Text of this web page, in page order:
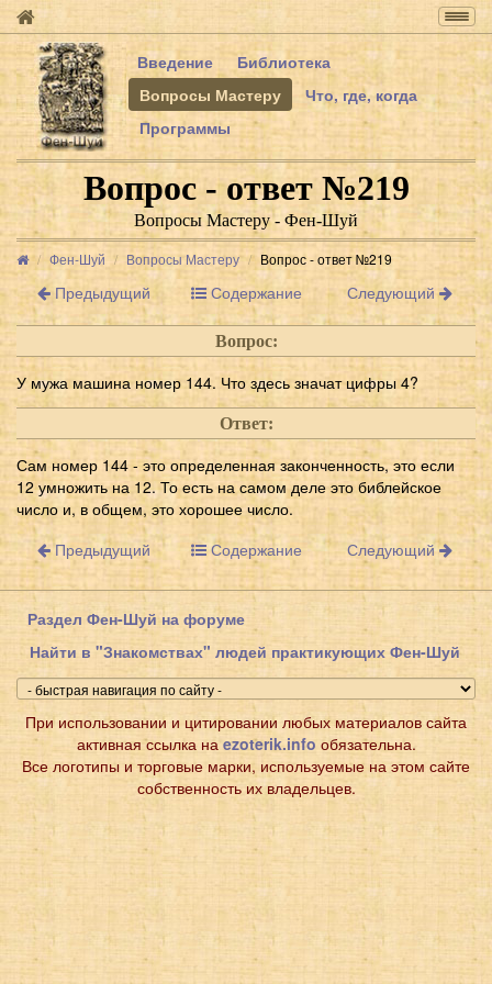
Введение
Библиотека
Вопросы Мастеру
Что, где, когда
Программы
Вопрос - ответ №219
Вопросы Мастеру - Фен-Шуй
Фен-Шуй Вопросы Мастеру Вопрос - ответ №219
Предыдущий Содержание Следующий
Вопрос:
У мужа машина номер 144. Что здесь значат цифры 4?
Ответ:
Сам номер 144 - это определенная законченность, это если
12 умножить на 12. То есть на самом деле это библейское
число и, в общем, это хорошее число.
Предыдущий
Содержание Следующий
Раздел Фен-Шуй на форуме
Найти в "Знакомствах" людей практикующих Фен-Шуй
При использовании и цитировании любых материалов сайта
активная ссылка на ezoterik.info обязательна.
Все логотипы и торговые марки, используемые на этом сайте
собственность их владельцев.